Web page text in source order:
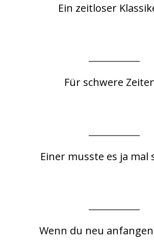
Ein zeitloser
Für schwere
Einer musste es ja mal
Wenn du neu